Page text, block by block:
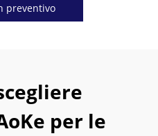
preventivo
per le